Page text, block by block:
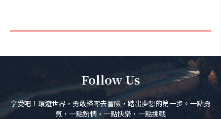
Follow Us
享受吧！環遊世界，勇敢歸零去冒險，踏出夢想的第一步。一點勇
氣，一點熱情，一點快樂，一點挑戰